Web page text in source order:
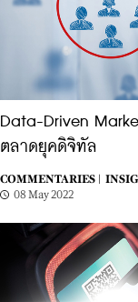
Data-Driven
ตลาดยุคดิจิทัล
COMMENTARIES |
08 May 2022